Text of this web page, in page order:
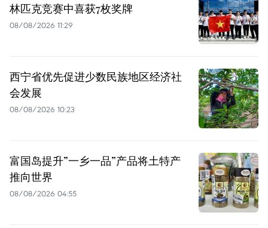
林匹克竞赛中喜获7枚奖牌
08/08/2026 11:29
西宁省优先促进少数民族地区经济社
会发展
08/08/2026 10:23
富国岛提升”一乡一品”产品将土特产
推向世界
08/08/2026 04:55